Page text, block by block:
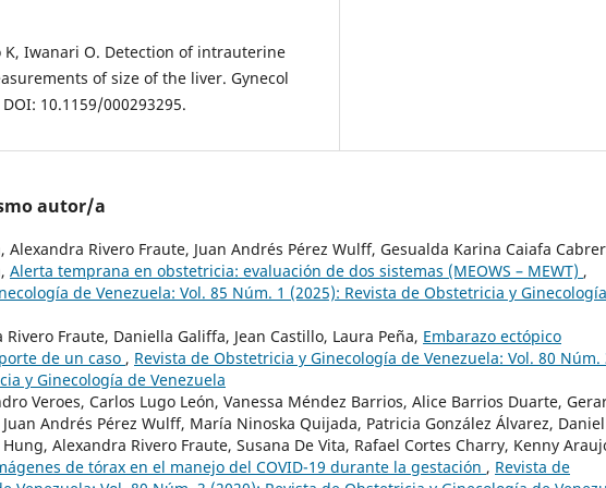
K, Iwanari O. Detection of intrauterine
of size of the liver. Gynecol
10.1159/000293295.
autor/a
Alexandra Rivero Fraute, Juan Andrés Pérez Wulff, Gesualda Karina Caiafa
Alerta temprana en obstetricia: evaluación de dos sistemas (MEOWS – MEWT) ,
de Venezuela: Vol. 85 Núm. 1 (2025): Revista de Obstetricia y
Fraute, Daniella Galiffa, Jean Castillo, Laura Peña, Embarazo ectópico
de un caso , Revista de Obstetricia y Ginecología de Venezuela: Vol. 80 Núm.
y Ginecología de Venezuela
Veroes, Carlos Lugo León, Vanessa Méndez Barrios, Alice Barrios Duarte,
Andrés Pérez Wulff, María Ninoska Quijada, Patricia González Álvarez, Daniel
Alexandra Rivero Fraute, Susana De Vita, Rafael Cortes Charry, Kenny
de tórax en el manejo del COVID-19 durante la gestación , Revista de